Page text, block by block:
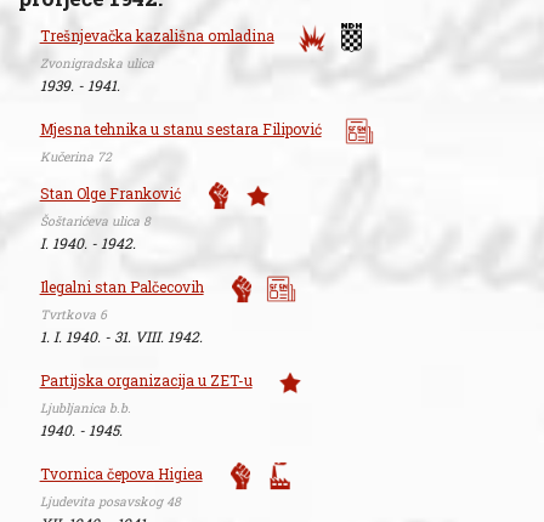
Trešnjevačka kazališna omladina
Zvonigradska ulica
1939. - 1941.
Mjesna tehnika u stanu sestara Filipović
Kučerina 72
Stan Olge Franković
Šoštarićeva ulica 8
I. 1940. - 1942.
Ilegalni stan Palčecovih
Tvrtkova 6
1. I. 1940. - 31. VIII. 1942.
Partijska organizacija u ZET-u
Ljubljanica b.b.
1940. - 1945.
Tvornica čepova Higiea
Ljudevita posavskog 48